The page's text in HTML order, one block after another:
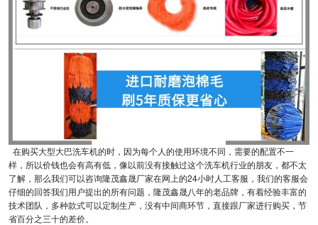
在购买大型大巴洗车机的时，因为每个人的使用环境不同，需要的配置不一
样，所以价钱也会有高有低，像以前没有接触过这个洗车机行业的朋友，都不太
了解，那么我们可以咨询隆茂鑫晟厂家在网上的24小时人工客服，我们的客服会
仔细的回答我们用户提出的所有问题，隆茂鑫晟八年的老品牌，有着经验丰富的
技术团队，多种款式可以定制生产，没有中间商环节，直接跟厂家进行购买，节
省百分之三十的差价。